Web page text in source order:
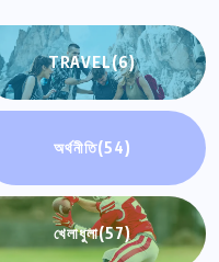
TRAVEL(6)
অর্থনীতি(54)
খেলাধুলা(57)